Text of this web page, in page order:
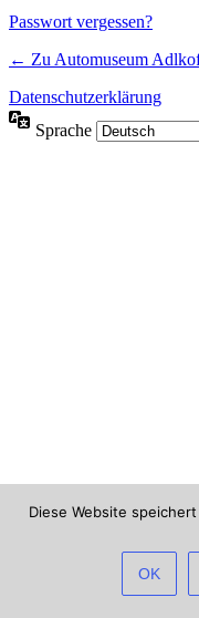
Passwort vergessen?
← Zu Automuseum
Datenschutzerklärung
Sprache
Deine IP-Adresse und
durch Sicherheits-Plugins
erklärst du dich damit
Diese Website
OK